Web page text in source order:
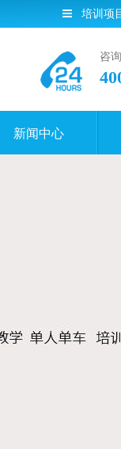
培训项
咨
新闻中心